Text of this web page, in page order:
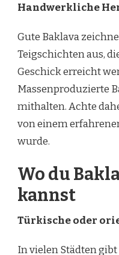
Handwerkliche
Gute Baklava
Teigschichten aus,
Geschick erreicht
Massenproduzierte
mithalten. Achte
von einem
wurde.
Wo du
kannst
Türkische oder
In vielen Städten